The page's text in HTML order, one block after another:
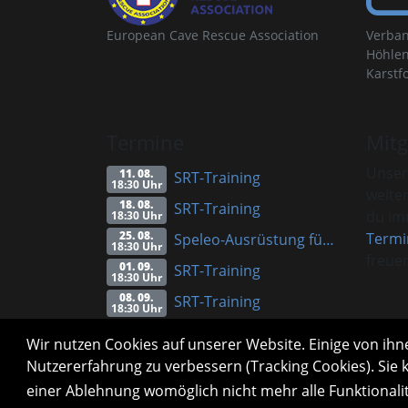
Wir nutzen Cookies auf unserer Website. Einige von
Nutzererfahrung zu verbessern (Tracking Cookies).
einer Ablehnung womöglich nicht mehr alle
European Cave Rescue Association
11. 08.
18:30 Uhr SRT-Training
18. 08.
18:30 Uhr SRT-Training
25. 08.
18:30 Uhr Speleo-Ausrüstung für Anfänger (Vortrag)
01. 09.
18:30 Uhr SRT-Training
08. 09.
18:30 Uhr
SRT-Training
Alle Termine
Impressum Datenschutzerklärung